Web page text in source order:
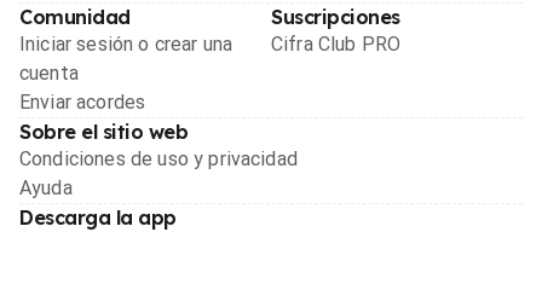
Comunidad
Iniciar sesión o crear una
cuenta
Enviar acordes
Suscripciones
Cifra Club PRO
Sobre el sitio web
Condiciones de uso y privacidad
Ayuda
Descarga la app